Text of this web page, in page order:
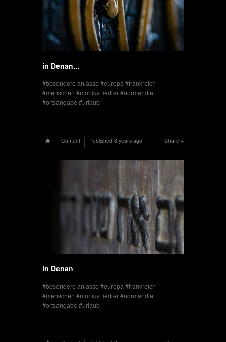
in Denan...
besondere anlässe europa
frankreich
menschen
monika fiedler
normandie
ortsangabe urlaub
Share
Content Published 8 years ago
in Denan
besondere anlässe europa
frankreich
menschen
monika fiedler
normandie
ortsangabe urlaub